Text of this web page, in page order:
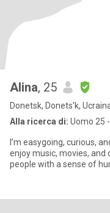
Alina, 25
Donetsk, Donets'k,
Alla ricerca di: Uomo 25
I’m easygoing, curious,
enjoy music, movies, and
people with a sense of